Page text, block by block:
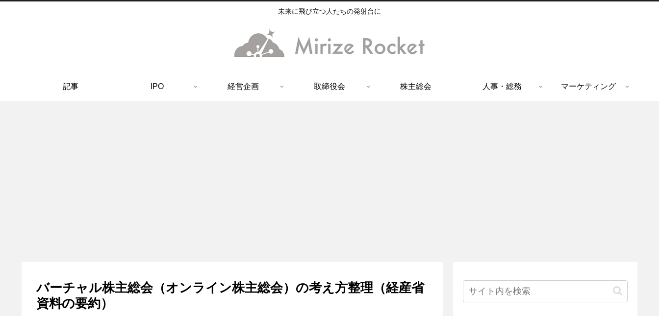
未来に飛び立つ人たちの発射台に
記事 IPO 経営企画 取締役会 株主総会 人事・総務 マーケティング
バーチャル株主総会（オンライン株主総会）の考え方整理（経産省
資料の要約）